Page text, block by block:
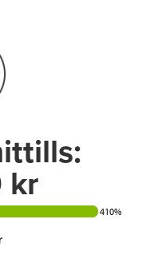
kr
410%